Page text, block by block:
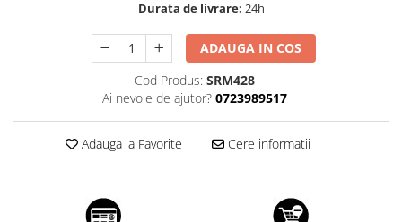
Dopuri anulare clapete admisie
Garnituri galerie admisie BMW
Produse cu discount de pana la
Durata de livrare: 24h
ADAUGA IN COS
Cod Produs: SRM428
Ai nevoie de ajutor? 0723989517
Adauga la Favorite Cere informatii